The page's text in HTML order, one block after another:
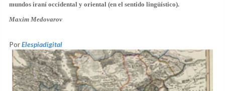
mundos iraní occidental y oriental (en el sentido lingüístico).
Maxim Medovarov
PorElespiadigital